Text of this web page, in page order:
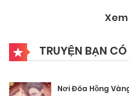
Tháng 9 28, 2025
Chương 279
TRUYỆN BẠN
Nơi Đóa Hồng